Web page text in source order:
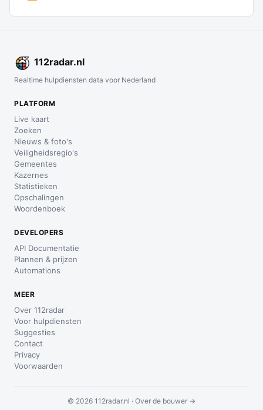
112radar.nl
Realtime hulpdiensten data voor Nederland
PLATFORM
Live kaart
Zoeken
Nieuws & foto's
Veiligheidsregio's
Gemeentes
Kazernes
Statistieken
Opschalingen
Woordenboek
DEVELOPERS
API Documentatie
Plannen & prijzen
Automations
MEER
Over 112radar
Voor hulpdiensten
Suggesties
Contact
Privacy
Voorwaarden
© 2026 112radar.nl · Over de bouwer →